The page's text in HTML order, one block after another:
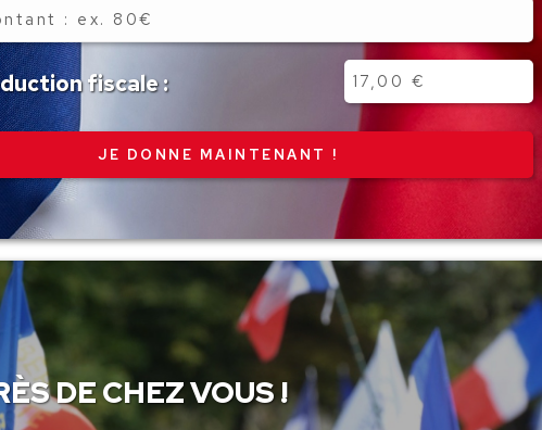
fiscale :
DE CHEZ VOUS !